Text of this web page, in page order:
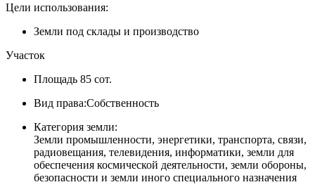
Цели использования:
Земли под склады и производство
Участок
Площадь 85 сот.
Вид права:Собственность
Категория земли:
Земли промышленности, энергетики, транспорта, связи,
радиовещания, телевидения, информатики, земли для
обеспечения космической деятельности, земли обороны,
безопасности и земли иного специального назначения